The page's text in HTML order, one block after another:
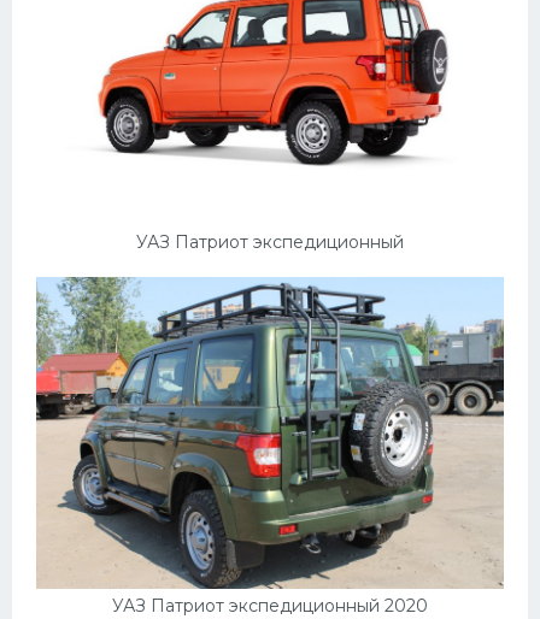
УАЗ Патриот экспедиционный
УАЗ Патриот экспедиционный 2020
Самолеты
Лодки
Шкода
Вертолеты
Мазда
Самокаты
Велосипеды
Прогулочные суда